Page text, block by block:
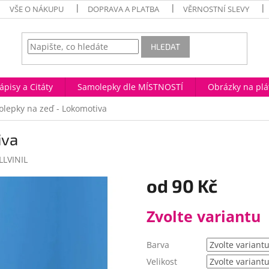
VŠE O NÁKUPU DOPRAVA A PLATBA VĚRNOSTNÍ SLEVY
HLEDAT
a Citáty Samolepky dle MÍSTNOSTÍ Obrázky na
na zeď - Lokomotiva
od 90 Kč
cena:
Zvolte variantu
Barva
Velikost